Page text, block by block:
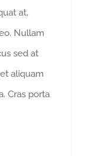
at,
Nullam
sed at
aliquam
Cras porta